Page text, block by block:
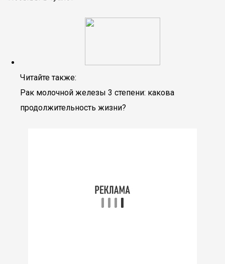
Читайте также:
Рак молочной железы 3 степени: какова
продолжительность жизни?